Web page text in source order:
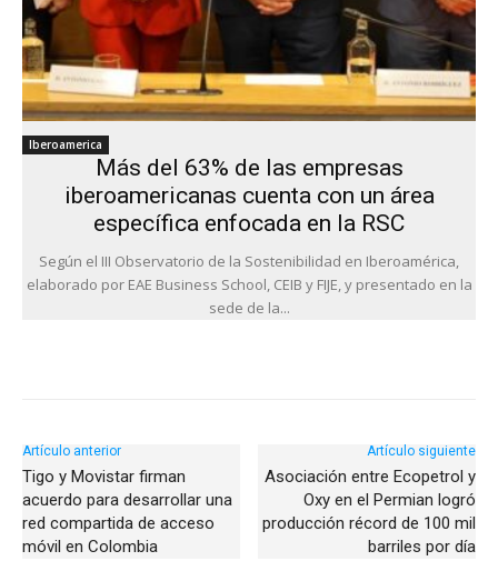
Iberoamerica
Más del 63% de las empresas
iberoamericanas cuenta con un área
específica enfocada en la RSC
Según el III Observatorio de la Sostenibilidad en Iberoamérica,
elaborado por EAE Business School, CEIB y FIJE, y presentado en la
sede de la...
Artículo anterior
Tigo y Movistar firman
acuerdo para desarrollar una
red compartida de acceso
móvil en Colombia
Artículo siguiente
Asociación entre Ecopetrol y
Oxy en el Permian logró
producción récord de 100 mil
barriles por día